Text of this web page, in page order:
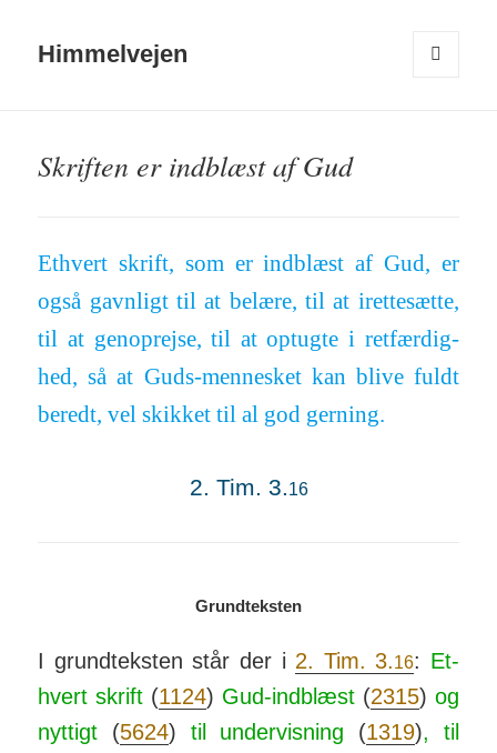
Himmelvejen
Skriften er indblæst af Gud
Ethvert skrift, som er ind­blæst af Gud, er
også gavn­ligt til at be­lære, til at iret­te­sætte,
til at gen­op­rejse, til at op­tugte i ret­fær­dig­
hed, så at Guds-men­nesket kan blive fuldt
be­redt, vel skikket til al god ger­ning.
2. Tim. 3.16
Grundteksten
I grund­teksten står der i 2. Tim. 3.16: Et­
hvert skrift (1124) Gud-ind­blæst(2315) og
nyt­tigt (5624) til under­vis­ning (1319), til